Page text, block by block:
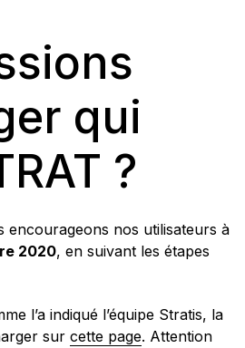
qui
?
encourageons nos utilisateurs à
2020, en suivant les étapes
l’a indiqué l’équipe Stratis, la
sur cette page. Attention